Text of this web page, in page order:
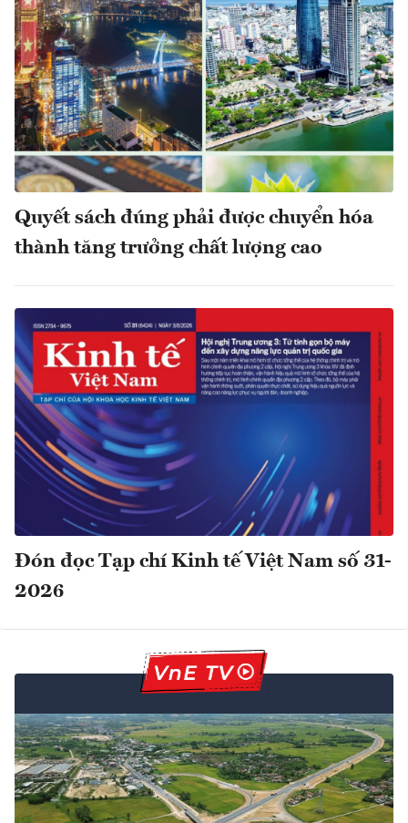
Quyết sách đúng phải được chuyển hóa
thành tăng trưởng chất lượng cao
Đón đọc Tạp chí Kinh tế Việt Nam số 31-
2026